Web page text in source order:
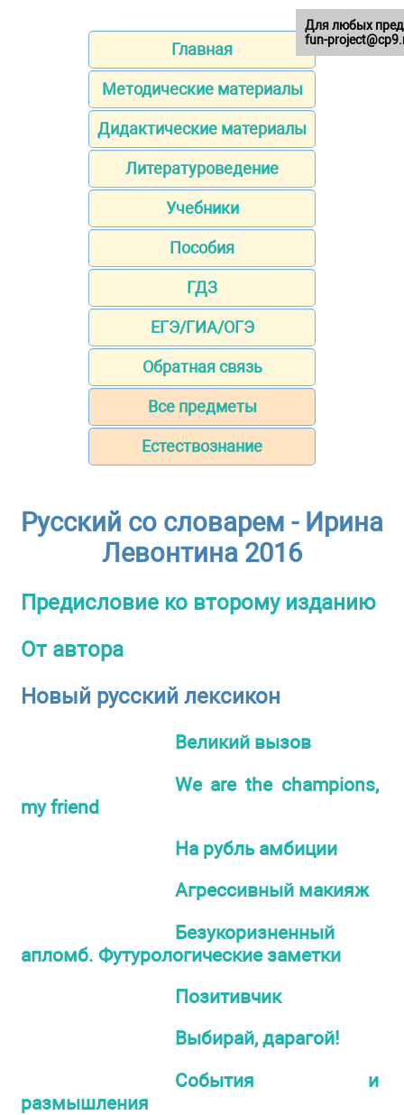
Главная
Методические материалы
Дидактические материалы
Литературоведение
Учебники
Пособия
ГДЗ
ЕГЭ/ГИА/ОГЭ
Обратная связь
Все предметы
Естествознание
Русский со словарем - Ирина
Левонтина 2016
Предисловие ко второму изданию
От автора
Новый русский лексикон
Великий вызов
We are the champions,
my friend
На рубль амбиции
Агрессивный макияж
Безукоризненный
апломб. Футурологические заметки
Позитивчик
Выбирай, дарагой!
События и
размышления
Для любых
fun-